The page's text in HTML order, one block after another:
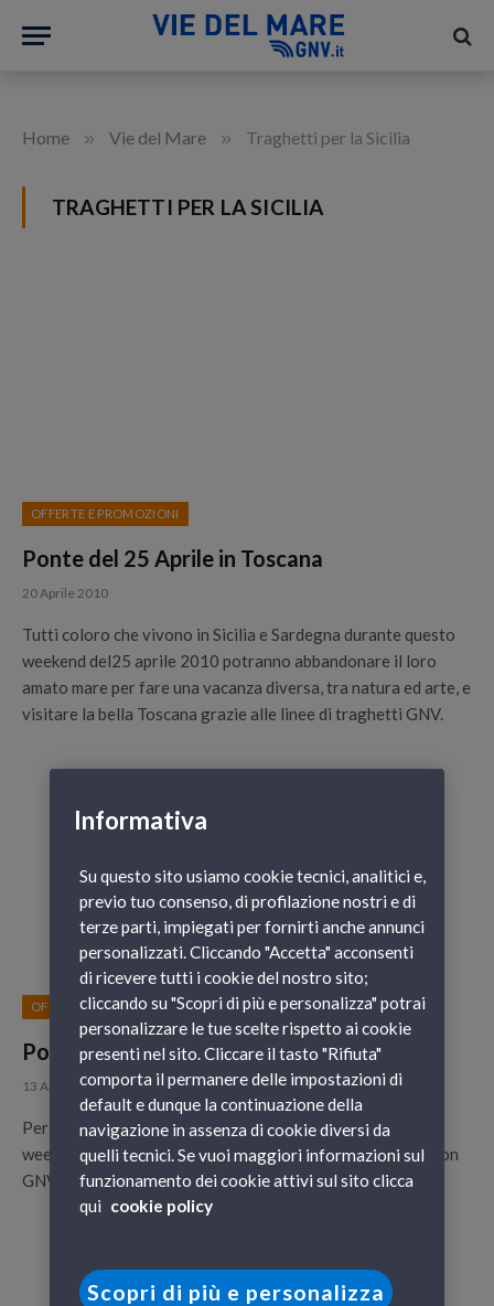
Home » Vie del Mare » Traghetti per la Sicilia
TRAGHETTI PER LA SICILIA
OFFERTE E PROMOZIONI
Ponte del 25 Aprile in Toscana
20 Aprile 2010
Tutti coloro che vivono in Sicilia e Sardegna durante questo
weekend del25 aprile 2010 potranno abbandonare il loro
amato mare per fare una vacanza diversa, tra natura ed arte, e
visitare la bella Toscana grazie alle linee di traghetti GNV.
OFFERTE E PROMOZIONI
Ponte del 25 aprile in Sicilia o Sardegna
13 Aprile 2010
Per questo ponte del 25 Aprile 2010 concediti un breve
weekend di vacanza e soprattutto… di sole e mare! Parti con
GNV con destinazione la Sicilia o la Sardegna!
Informativa
Su questo sito usiamo cookie tecnici, analitici e,
previo tuo consenso, di profilazione nostri e di
terze parti, impiegati per fornirti anche annunci
personalizzati. Cliccando "Accetta" acconsenti
di ricevere tutti i cookie del nostro sito;
cliccando su "Scopri di più e personalizza" potrai
personalizzare le tue scelte rispetto ai cookie
presenti nel sito. Cliccare il tasto "Rifiuta"
comporta il permanere delle impostazioni di
default e dunque la continuazione della
navigazione in assenza di cookie diversi da
quelli tecnici. Se vuoi maggiori informazioni sul
funzionamento dei cookie attivi sul sito clicca
qui cookie policy
Scopri di più e personalizza